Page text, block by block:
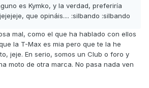
es Kymko, y la verdad, preferiría
que opináis.... :silbando :silbando
mal, como el que ha hablado con ellos
la T-Max es mia pero que te la he
jeje. En serio, somos un Club o foro y
moto de otra marca. No pasa nada ven